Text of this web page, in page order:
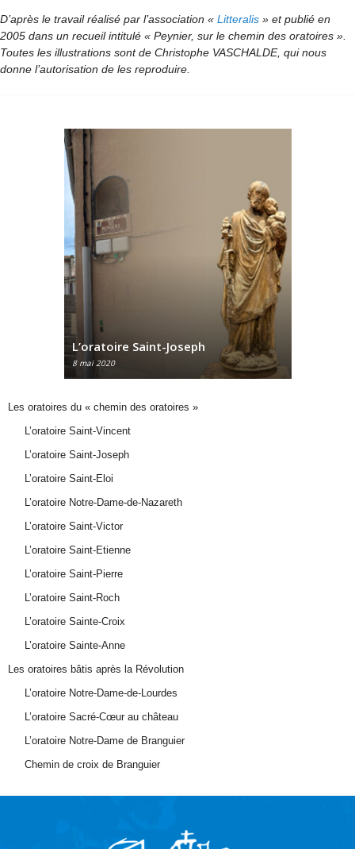
D’après le travail réalisé par l’association « Litteralis » et publié en
2005 dans un recueil intitulé « Peynier, sur le chemin des oratoires ».
Toutes les illustrations sont de Christophe VASCHALDE, qui nous
donne l’autorisation de les reproduire.
L’oratoire Saint-Joseph
8 mai 2020
Les oratoires du « chemin des oratoires »
L’oratoire Saint-Vincent
L’oratoire Saint-Joseph
L’oratoire Saint-Eloi
L’oratoire Notre-Dame-de-Nazareth
L’oratoire Saint-Victor
L’oratoire Saint-Etienne
L’oratoire Saint-Pierre
L’oratoire Saint-Roch
L’oratoire Sainte-Croix
L’oratoire Sainte-Anne
Les oratoires bâtis après la Révolution
L’oratoire Notre-Dame-de-Lourdes
L’oratoire Sacré-Cœur au château
L’oratoire Notre-Dame de Branguier
Chemin de croix de Branguier